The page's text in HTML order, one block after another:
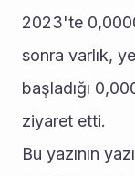
2023'te
sonra varlık,
başladığı
ziyaret etti.
Bu yazının